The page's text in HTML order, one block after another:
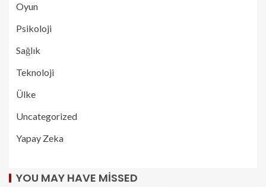
Oyun
Psikoloji
Sağlık
Teknoloji
Ülke
Uncategorized
Yapay Zeka
YOU MAY HAVE MISSED